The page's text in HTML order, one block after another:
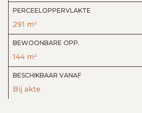
PERCEELOPPERVLAKTE
291 m²
BEWOONBARE OPP.
144 m²
BESCHIKBAAR VANAF
Bij akte